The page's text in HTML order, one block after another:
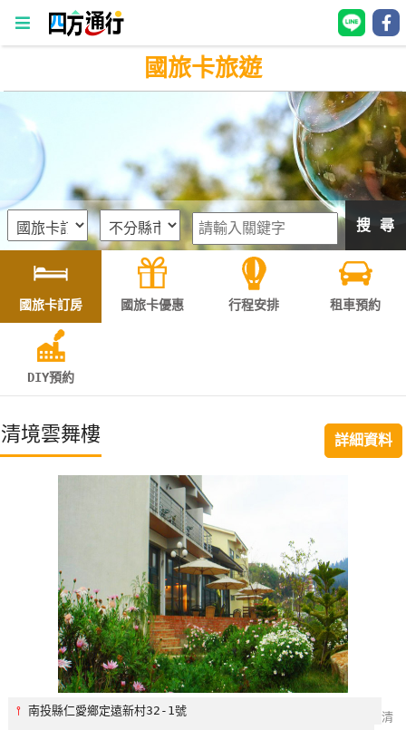
四
通
房
灣
訂
房
直接跟飯店訂房HOT
特
紅
國旅卡旅遊
搜 尋
國旅卡訂房 國旅卡優惠 行程安排 租車預約
DIY預約
清境雲舞樓 詳細資料
⫯南投縣仁愛鄉定遠新村32-1號
清